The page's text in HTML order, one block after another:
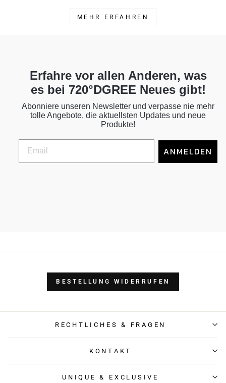
MEHR ERFAHREN
Erfahre vor allen Anderen, was
es bei 720°DGREE Neues gibt!
Abonniere unseren Newsletter und verpasse nie mehr
tolle Angebote, die aktuellsten Updates und neue
Produkte!
ANMELDEN
BESTELLUNG WIDERRUFEN
RECHTLICHES & FRAGEN
KONTAKT
UNIQUE & EXCLUSIVE